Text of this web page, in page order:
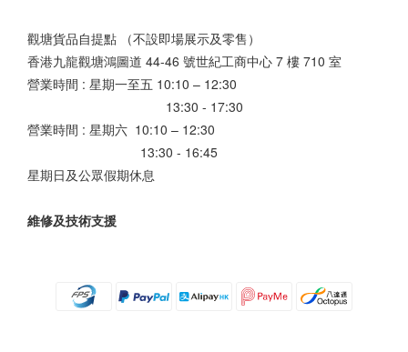
觀塘貨品自提點 （不設即場展示及零售）
香港九龍觀塘鴻圖道 44-46 號世紀工商中心 7 樓 710 室
營業時間 : 星期一至五 10:10 – 12:30
13:30 - 17:30
營業時間 : 星期六 10:10 – 12:30
13:30 - 16:45
星期日及公眾假期休息
維修及技術支援